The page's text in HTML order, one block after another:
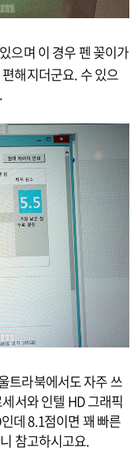
으며 이 경우 펜 꽂이가
해지더군요. 수 있으
트라북에서도 자주 쓰
서와 인텔 HD 그래픽
데 8.1점이면 꽤 빠른
참고하시고요.